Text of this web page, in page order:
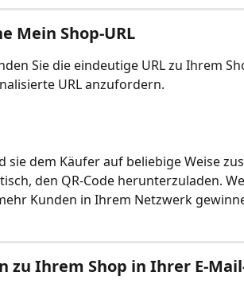
Mein Shop-URL
Sie die eindeutige URL zu Ihrem
URL anzufordern.
sie dem Käufer auf beliebige Weise
den QR-Code herunterzuladen.
Kunden in Ihrem Netzwerk
zu Ihrem Shop in Ihrer E-